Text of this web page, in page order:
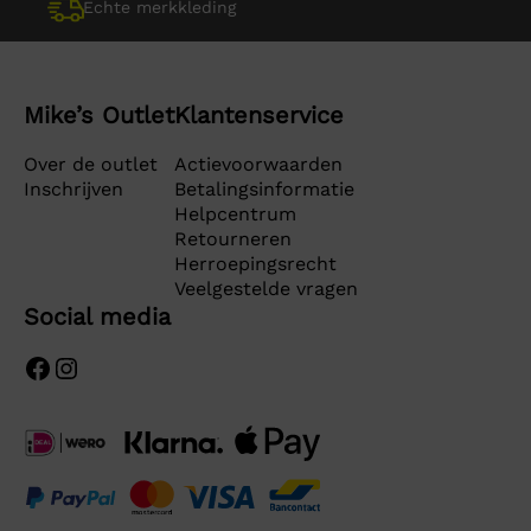
Echte merkkleding
Mike’s Outlet
Over de outlet
Inschrijven
Klantenservice
Actievoorwaarden
Betalingsinformatie
Helpcentrum
Retourneren
Herroepingsrecht
Veelgestelde vragen
Social media
Facebook